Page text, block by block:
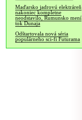
Maďarsko jadrovú elektráreň
nakoniec kompletne
neodstavilo, Rumunsko mení
tok Dunaja
Odštartovala nová séria
populárneho sci-fi Futurama